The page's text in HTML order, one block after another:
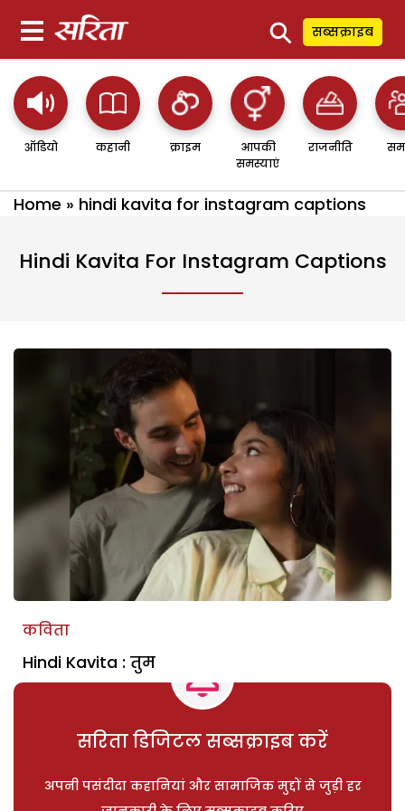
⚲ सब्सक्राइब
ऑडियो कहानी क्राइम
आपकी
समस्याएं
राजनीति
Home » hindi kavita for instagram captions
Hindi Kavita For Instagram Captions
कविता
Hindi Kavita : तुम
सरिता डिजिटल सब्सक्राइब करें
अपनी पसंदीदा कहानियां और सामाजिक मुद्दों से जुड़ी हर